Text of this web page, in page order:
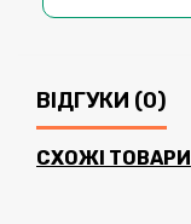
ВІДГУКИ (0)
СХОЖІ ТОВАРИ